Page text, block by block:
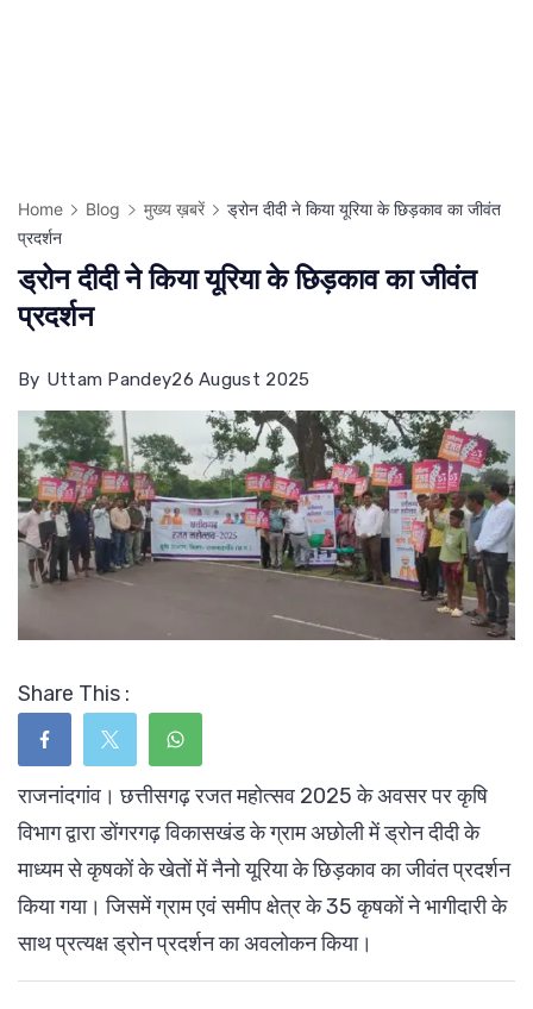
Home Blog मुख्य ख़बरें
ड्रोन दीदी ने किया यूरिया के छिड़काव का जीवंत
प्रदर्शन
ड्रोन दीदी ने किया यूरिया के छिड़काव का जीवंत
प्रदर्शन
By Uttam Pandey26 August 2025
Share This :
राजनांदगांव। छत्तीसगढ़ रजत महोत्सव 2025 के अवसर पर कृषि
विभाग द्वारा डोंगरगढ़ विकासखंड के ग्राम अछोली में ड्रोन दीदी के
माध्यम से कृषकों के खेतों में नैनो यूरिया के छिड़काव का जीवंत प्रदर्शन
किया गया। जिसमें ग्राम एवं समीप क्षेत्र के 35 कृषकों ने भागीदारी के
साथ प्रत्यक्ष ड्रोन प्रदर्शन का अवलोकन किया।